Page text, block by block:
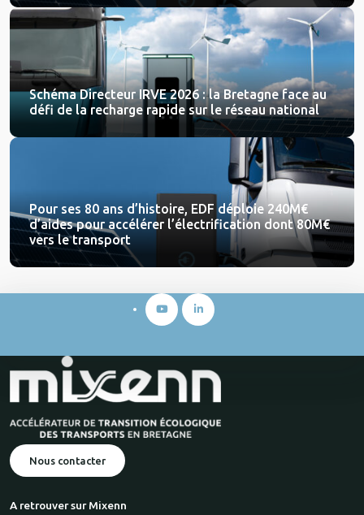
Schéma Directeur IRVE 2026 : la Bretagne face au
défi de la recharge rapide sur le réseau national
Pour ses 80 ans d’histoire, EDF déploie 240M€
d’aides pour accélérer l’électrification dont 80M€
vers le transport
Nous contacter
A retrouver sur Mixenn